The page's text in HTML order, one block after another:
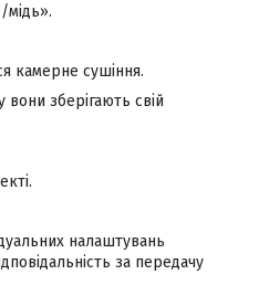
камерне сушіння.
зберігають свій
налаштувань
за передачу